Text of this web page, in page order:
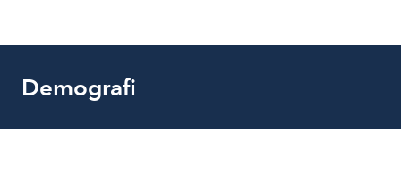
Demografi